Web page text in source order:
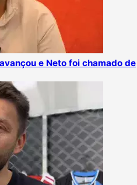
e Neto foi chamado de